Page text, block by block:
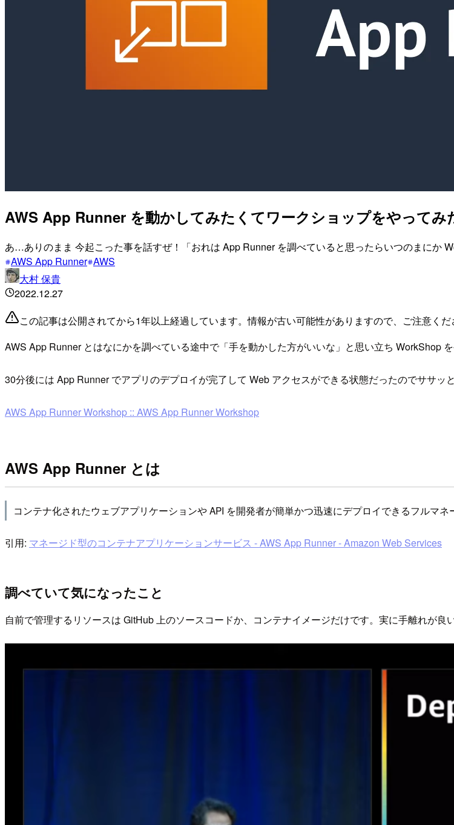
AWS App Runner を動かしてみたくてワークショップをやってみ
あ…ありのまま 今起こった事を話すぜ！「おれは App Runner を調べていると思ったらいつのまにか
AWS App Runner AWS
大村 保貴
2022.12.27
この記事は公開されてから1年以上経過しています。情報が古い可能性がありますので、ご注意くだ
AWS App Runner とはなにかを調べている途中で「手を動かした方がいいな」と思い立ち WorkShop を
30分後には App Runner でアプリのデプロイが完了して Web アクセスができる状態だったのでササッ
AWS App Runner Workshop :: AWS App Runner Workshop
AWS App Runner とは
コンテナ化されたウェブアプリケーションや API を開発者が簡単かつ迅速にデプロイできるフルマネ
引用: マネージド型のコンテナアプリケーションサービス - AWS App Runner - Amazon Web Services
調べていて気になったこと
自前で管理するリソースは GitHub 上のソースコードか、コンテナイメージだけです。実に手離れが良い